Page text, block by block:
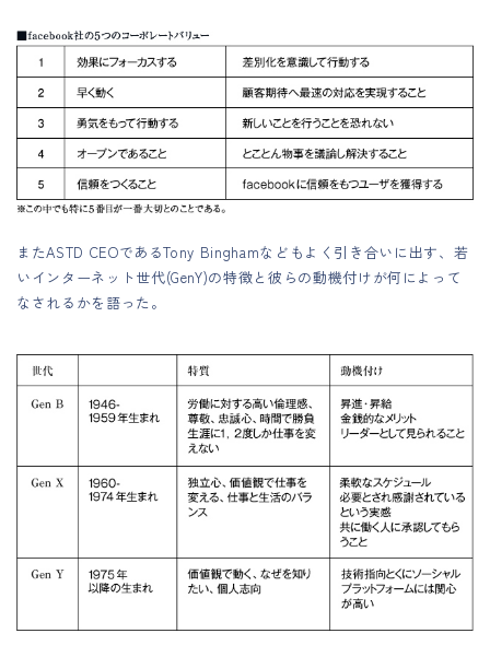
またASTD CEOであるTony Binghamなどもよく引き合いに出す、若
いインターネット世代(GenY)の特徴と彼らの動機付けが何によって
なされるかを語った。